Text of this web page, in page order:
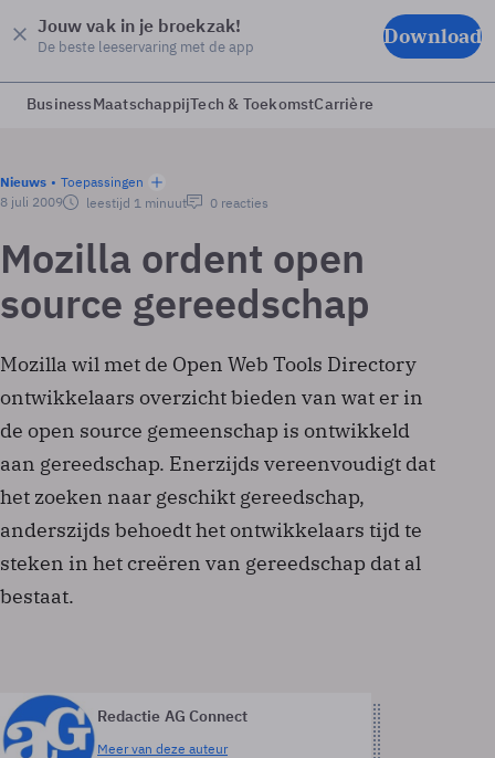
Jouw vak in je broekzak!
De beste leeservaring met de app Download
BusinessMaatschappijTech & ToekomstCarrière
Nieuws
Toepassingen
8 juli 2009
leestijd 1 minuut 0 reacties
Mozilla ordent open
source gereedschap
Mozilla wil met de Open Web Tools Directory
ontwikkelaars overzicht bieden van wat er in
de open source gemeenschap is ontwikkeld
aan gereedschap. Enerzijds vereenvoudigt dat
het zoeken naar geschikt gereedschap,
anderszijds behoedt het ontwikkelaars tijd te
steken in het creëren van gereedschap dat al
bestaat.
Redactie AG Connect
Meer van deze auteur